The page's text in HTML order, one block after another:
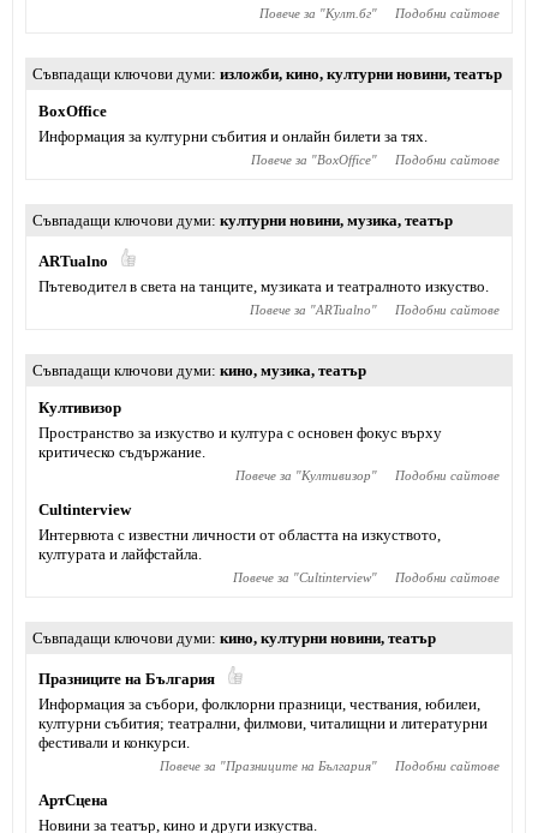
Повече за "Култ.бг" Подобни сайтове
Съвпадащи ключови думи изложби, кино, културни новини, театър
BoxOffice
Информация за културни събития и онлайн билети за тях.
Повече за "BoxOffice" Подобни сайтове
Съвпадащи ключови думи културни новини, музика, театър
ARTualno
Пътеводител в света на танците, музиката и театралното изкуство.
Повече за "ARTualno" Подобни сайтове
Съвпадащи ключови думи кино, музика, театър
Култивизор
Пространство за изкуство и култура с основен фокус върху
критическо съдържание.
Повече за "Култивизор" Подобни сайтове
Cultinterview
Интервюта с известни личности от областта на изкуството,
културата и лайфстайла.
Повече за "Cultinterview" Подобни сайтове
Съвпадащи ключови думи кино, културни новини, театър
Празниците на България
Информация за събори, фолклорни празници, чествания, юбилеи,
културни събития; театрални, филмови, читалищни и литературни
фестивали и конкурси.
Повече за "Празниците на България" Подобни сайтове
АртСцена
Новини за театър, кино и други изкуства.